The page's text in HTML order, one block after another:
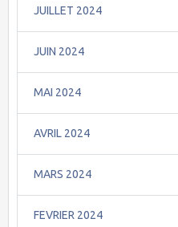
JUILLET 2024
JUIN 2024
MAI 2024
AVRIL 2024
MARS 2024
FEVRIER 2024